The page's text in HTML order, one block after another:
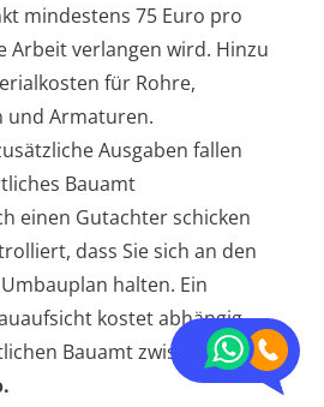
mindestens 75 Euro pro
Arbeit verlangen wird. Hinzu
für Rohre,
und Armaturen.
Ausgaben fallen
Bauamt
einen Gutachter schicken
dass Sie sich an den
halten. Ein
kostet abhängig
Bauamt zwischen200